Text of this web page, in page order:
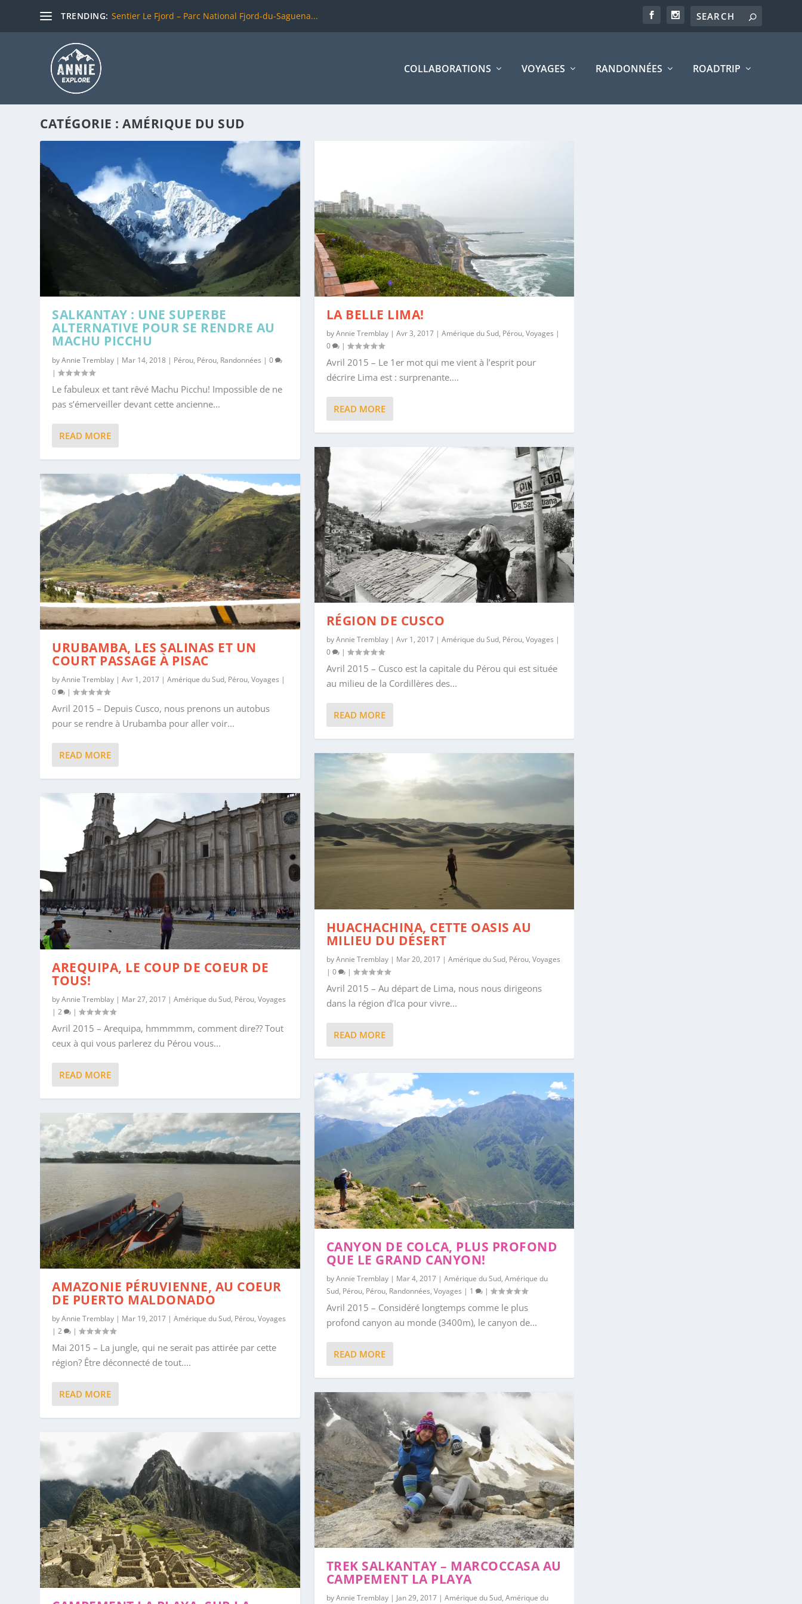
TRENDING: Sentier Le Fjord – Parc National Fjord-du-Saguena...
COLLABORATIONS VOYAGES RANDONNÉES ROADTRIP
CATÉGORIE :AMÉRIQUE DU SUD
SALKANTAY : UNE SUPERBE
ALTERNATIVE POUR SE RENDRE AU
MACHU PICCHU
byAnnie Tremblay | Mar 14, 2018 | Pérou, Pérou, Randonnées |0
|
Le fabuleux et tant rêvé Machu Picchu! Impossible de ne
pas s’émerveiller devant cette ancienne...
READ MORE
URUBAMBA, LES SALINAS ET UN
COURT PASSAGE À PISAC
byAnnie Tremblay |Avr 1, 2017 |Amérique du Sud, Pérou,Voyages |
0
|
Avril 2015 – Depuis Cusco, nous prenons un autobus
pour se rendre à Urubamba pour aller voir...
READ MORE
AREQUIPA, LE COUP DE COEUR DE
TOUS!
byAnnie Tremblay | Mar 27, 2017 |Amérique du Sud, Pérou,Voyages
|2 |
Avril 2015 – Arequipa, hmmmmm, comment dire?? Tout
ceux à qui vous parlerez du Pérou vous...
READ MORE
AMAZONIE PÉRUVIENNE, AU COEUR
DE PUERTO MALDONADO
byAnnie Tremblay | Mar 19, 2017 |Amérique du Sud, Pérou,Voyages
|2 |
Mai 2015 – La jungle, qui ne serait pas attirée par cette
région? Être déconnecté de tout....
READ MORE
LA BELLE LIMA!
byAnnie Tremblay| Avr 3, 2017| Amérique du Sud, Pérou, Voyages |
0
|
Avril 2015 – Le 1er mot qui me vient à l’esprit pour
décrire Lima est : surprenante....
READ MORE
RÉGION DE CUSCO
byAnnie Tremblay| Avr 1, 2017| Amérique du Sud, Pérou, Voyages |
0
|
Avril 2015 – Cusco est la capitale du Pérou qui est située
au milieu de la Cordillères des...
READ MORE
HUACHACHINA, CETTE OASIS AU
MILIEU DU DÉSERT
byAnnie Tremblay| Mar 20, 2017| Amérique du Sud, Pérou, Voyages
| 0 |
Avril 2015 – Au départ de Lima, nous nous dirigeons
dans la région d’Ica pour vivre...
READ MORE
CANYON DE COLCA, PLUS PROFOND
QUE LE GRAND CANYON!
byAnnie Tremblay| Mar 4, 2017| Amérique du Sud, Amérique du
Sud, Pérou, Pérou, Randonnées, Voyages | 1 |
Avril 2015 – Considéré longtemps comme le plus
profond canyon au monde (3400m), le canyon de...
READ MORE
TREK SALKANTAY – MARCOCCASA AU
CAMPEMENT LA PLAYA
byAnnie Tremblay| Jan 29, 2017| Amérique du Sud, Amérique du